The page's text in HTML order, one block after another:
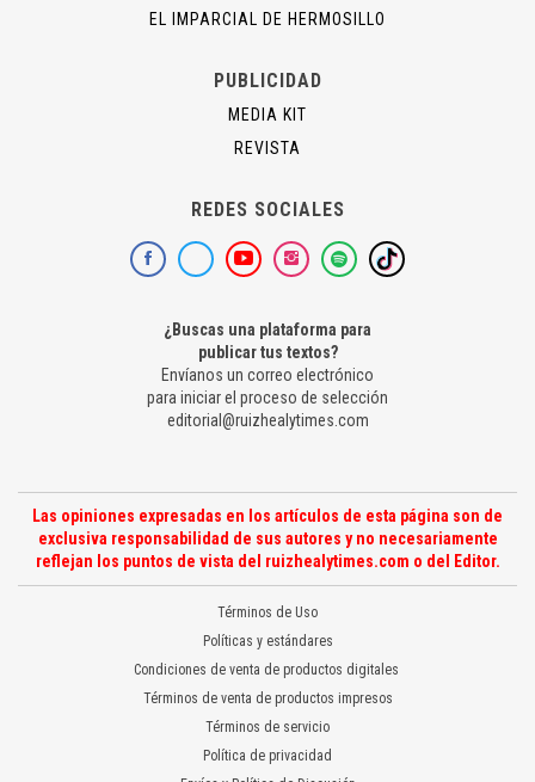
EL IMPARCIAL DE HERMOSILLO
PUBLICIDAD
MEDIA KIT
REVISTA
REDES SOCIALES
¿Buscas una plataforma para
publicar tus textos?
Envíanos un correo electrónico
para iniciar el proceso de selección
editorial@ruizhealytimes.com
Las opiniones expresadas en los artículos de esta página son de
exclusiva responsabilidad de sus autores y no necesariamente
reflejan los puntos de vista del ruizhealytimes.com o del Editor.
Términos de Uso
Políticas y estándares
Condiciones de venta de productos digitales
Términos de venta de productos impresos
Términos de servicio
Política de privacidad